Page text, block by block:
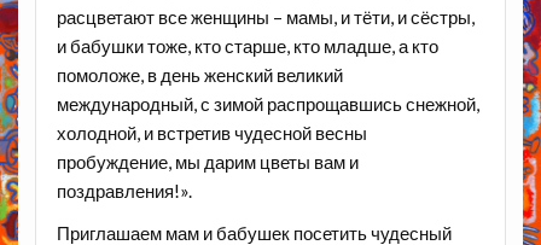
расцветают все женщины – мамы, и тёти, и сёстры,
и бабушки тоже, кто старше, кто младше, а кто
помоложе, в день женский великий
международный, с зимой распрощавшись снежной,
холодной, и встретив чудесной весны
пробуждение, мы дарим цветы вам и
поздравления!».
Приглашаем мам и бабушек посетить чудесный